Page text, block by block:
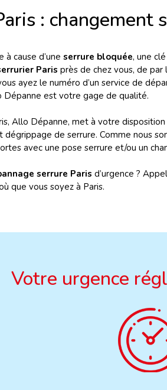
:
cause d’une serrure bloquée, une
Paris près de chez vous, de par
ayez le numéro d’un service de
Dépanne est votre gage de qualité.
Allo Dépanne, met à votre
de serrure. Comme nous
avec une pose serrure et/ou un
serrure Paris d’urgence ?
que vous soyez à Paris.
Votre urgence